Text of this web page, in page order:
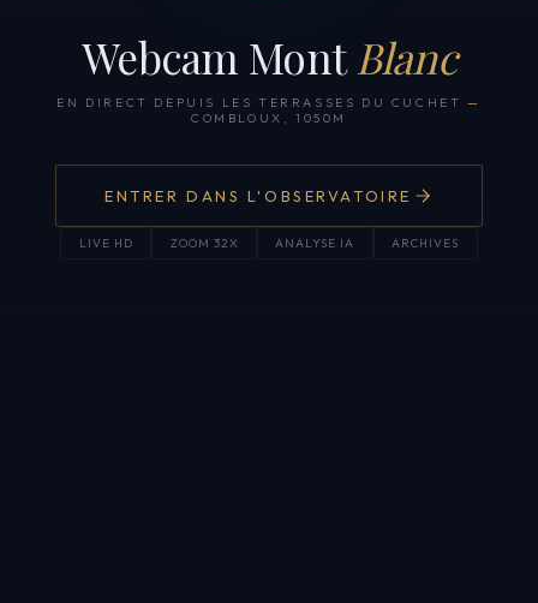
Webcam Mont Blanc
EN DIRECT DEPUIS LES TERRASSES DU CUCHET —
COMBLOUX, 1050M
ENTRER DANS L'OBSERVATOIRE
LIVE HD ZOOM 32X ANALYSE IA ARCHIVES